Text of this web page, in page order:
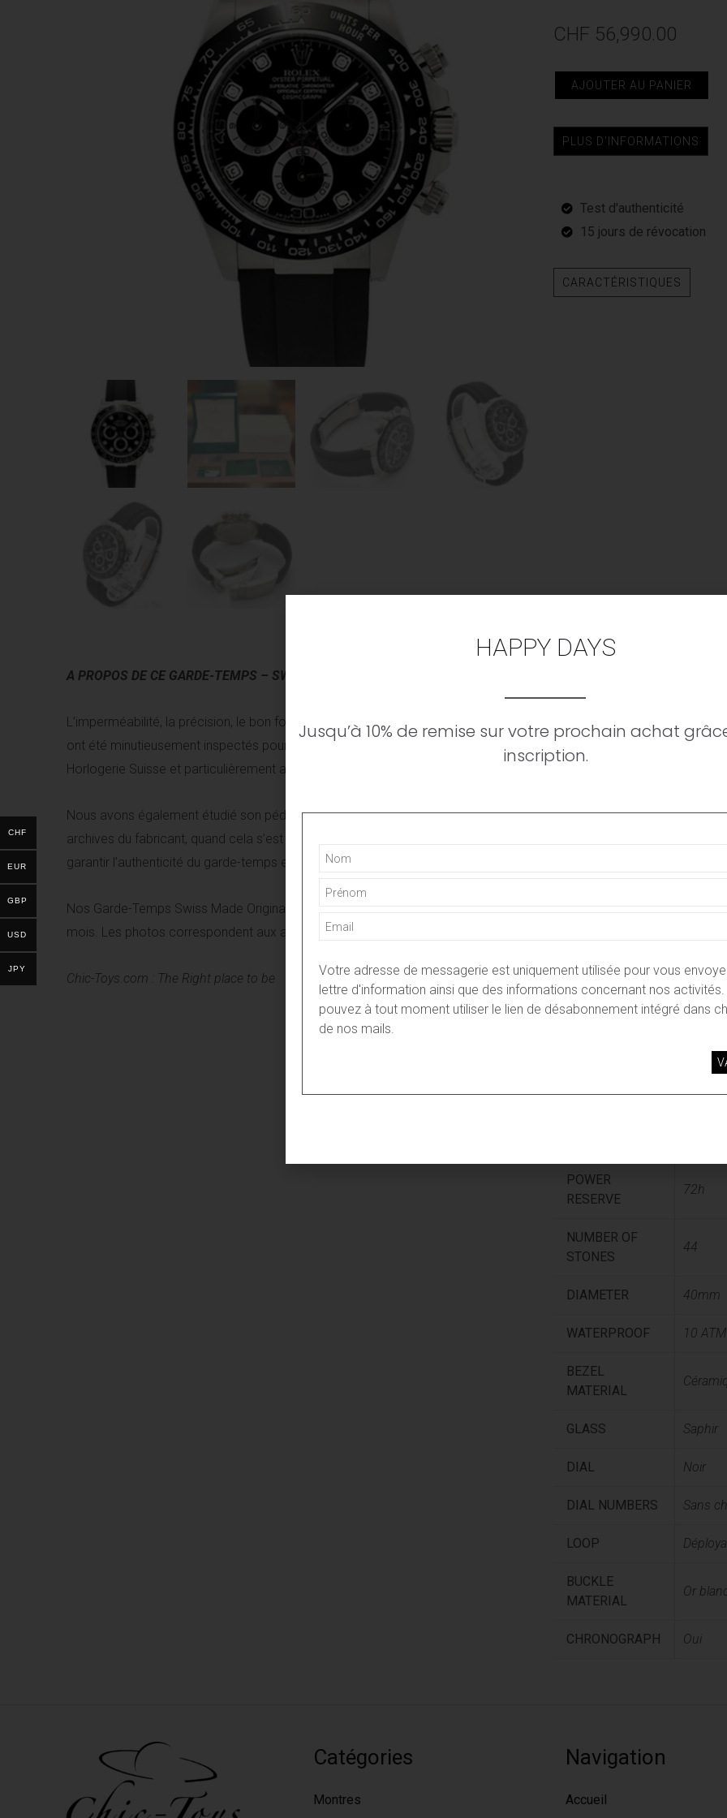
CHF 56,990.00
quantité
Rolex
Daytona
X1070
AJOUTER AU PANIER
PLUS D'INFORMATIONS
Test d'authenticité
15 jours de révocation
CARACTÉRISTIQUES
A PROPOS DE CE GARDE-TEMPS – SWISS MADE ORIGINAL
L’imperméabilité, la précision, le bon fonctionnement et l’état de ce garde-temps
ont été minutieusement inspectés pour répondre aux normes strictes de la Haute
Horlogerie Suisse et particulièrement aux Manufactures correspondantes.
Nous avons également étudié son pédigré et sa documentation technique et les
archives du fabricant, quand cela s’est avéré possible et nécessaire, afin de
garantir l’authenticité du garde-temps et son historique irréprochable.
Nos Garde-Temps Swiss Made Original, s’accompagnent d’une garantie de 12
mois. Les photos correspondent aux articles proposés.
Chic-Toys.com : The Right place to be
REFERENCE
CONDITION Très
POWER
RESERVE
72h
NUMBER OF
STONES
44
DIAMETER 40mm
WATERPROOF 10 ATM
BEZEL
MATERIAL
GLASS Saphir
DIAL Noir
DIAL NUMBERS Sans
LOOP
BUCKLE
MATERIAL
Or
CHRONOGRAPH Oui
Catégories
Montres
Navigation
Accueil
CHF
EUR
GBP
USD
JPY
HAPPY DAYS
Jusqu’à 10% de remise sur votre prochain achat
inscription.
Votre adresse de messagerie est uniquement utilisée pour vous
lettre d'information ainsi que des informations concernant nos
pouvez à tout moment utiliser le lien de désabonnement intégré dans
de nos mails.